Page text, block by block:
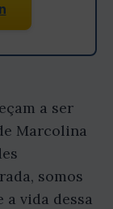
a ser
Marcolina
somos
vida dessa